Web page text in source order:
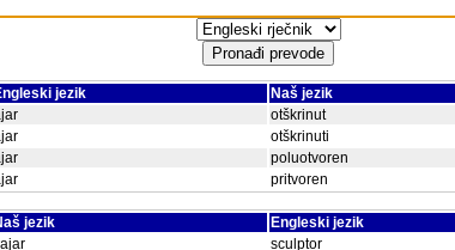
jezik
Naš jezik
otškrinut
otškrinuti
poluotvoren
pritvoren
jezik
Engleski jezik
sculptor